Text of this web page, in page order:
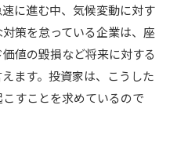
に進む中、気候変動に対す
策を怠っている企業は、座
値の毀損など将来に対する
ます。投資家は、こうした
すことを求めているので